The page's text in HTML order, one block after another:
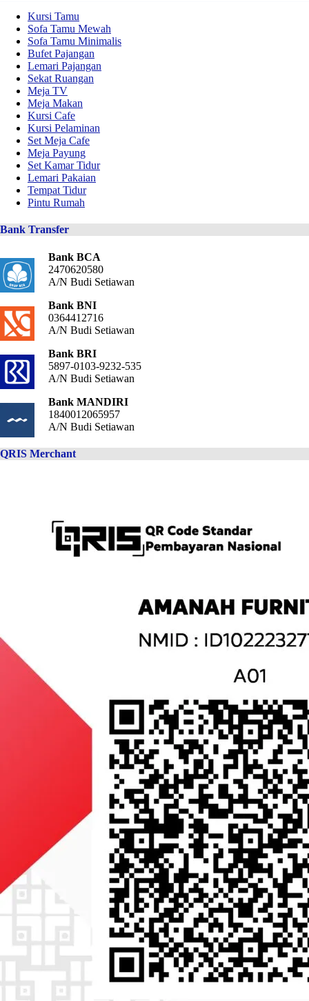
Kursi Tamu
Sofa Tamu Mewah
Sofa Tamu Minimalis
Bufet Pajangan
Lemari Pajangan
Sekat Ruangan
Meja TV
Meja Makan
Kursi Cafe
Kursi Pelaminan
Set Meja Cafe
Meja Payung
Set Kamar Tidur
Lemari Pakaian
Tempat Tidur
Pintu Rumah
Bank Transfer
Bank BCA
2470620580
A/N Budi Setiawan
Bank BNI
0364412716
A/N Budi Setiawan
Bank BRI
5897-0103-9232-535
A/N Budi Setiawan
Bank MANDIRI
1840012065957
A/N Budi Setiawan
QRIS Merchant